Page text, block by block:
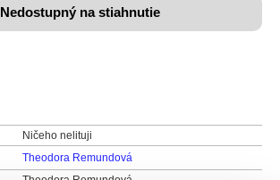
Nedostupný na stiahnutie
Ničeho nelituji
Theodora Remundová